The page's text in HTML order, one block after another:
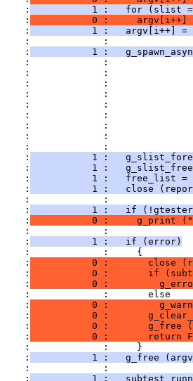
:
1 :   for (slist
:
0 :     argv[i++]
:
1 :   argv[i++] =
:             :
:
1 :
:             :
:             :
:             :
:             :
:             :
:             :
:             :
:             :
:             :
:
1 :
:
1 :
:
1 :   free_list =
:
1 :   close
:             :
:
1 :   if
:
0 :     g_print
:             :
:
           1 :   if (error)
:             :     {
:
0 :       close
:
0 :       if
:
0 :
:             :       else
:
0 :
:
0 :
:
0 :       g_free
:
0 :       return
:             :     }
:
1 :   g_free
:             :
:
1 :